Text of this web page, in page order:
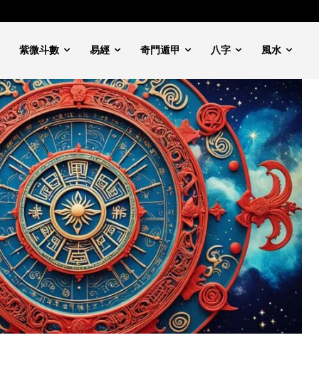
紫微斗數 易經 奇門遁甲 八字 風水